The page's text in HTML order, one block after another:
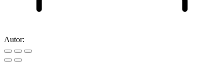
Autor: